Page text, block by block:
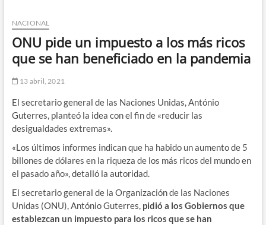
NACIONAL
ONU pide un impuesto a los más ricos
que se han beneficiado en la pandemia
13 abril, 2021
El secretario general de las Naciones Unidas, António
Guterres, planteó la idea con el fin de «reducir las
desigualdades extremas».
«Los últimos informes indican que ha habido un aumento de 5
billones de dólares en la riqueza de los más ricos del mundo en
el pasado año», detalló la autoridad.
El secretario general de la Organización de las Naciones
Unidas (ONU), António Guterres, pidió a los Gobiernos que
establezcan un impuesto para los ricos que se han